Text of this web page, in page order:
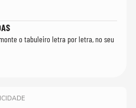
o tabuleiro letra por letra, no seu